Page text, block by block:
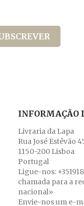
INFORMAÇÃO
Livraria da Lapa
Rua José Estêvão
1150-200 Lisboa
Portugal
Ligue-nos:
chamada para a
nacional»
Envie-nos um e-